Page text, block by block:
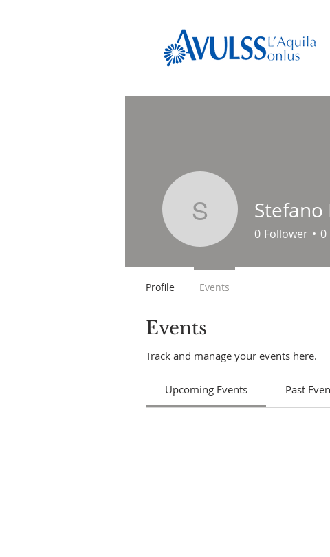
Events
Track and manage your events here.
Upcoming Events Past
StefanoStefano
0 Follower 0
Profile Events